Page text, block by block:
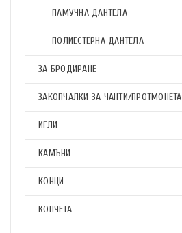
ПАМУЧНА ДАНТЕЛА
ПОЛИЕСТЕРНА ДАНТЕЛА
ЗА БРОДИРАНЕ
ЗАКОПЧАЛКИ ЗА ЧАНТИ/ПРОТМОНЕТА
ИГЛИ
КАМЪНИ
КОНЦИ
КОПЧЕТА